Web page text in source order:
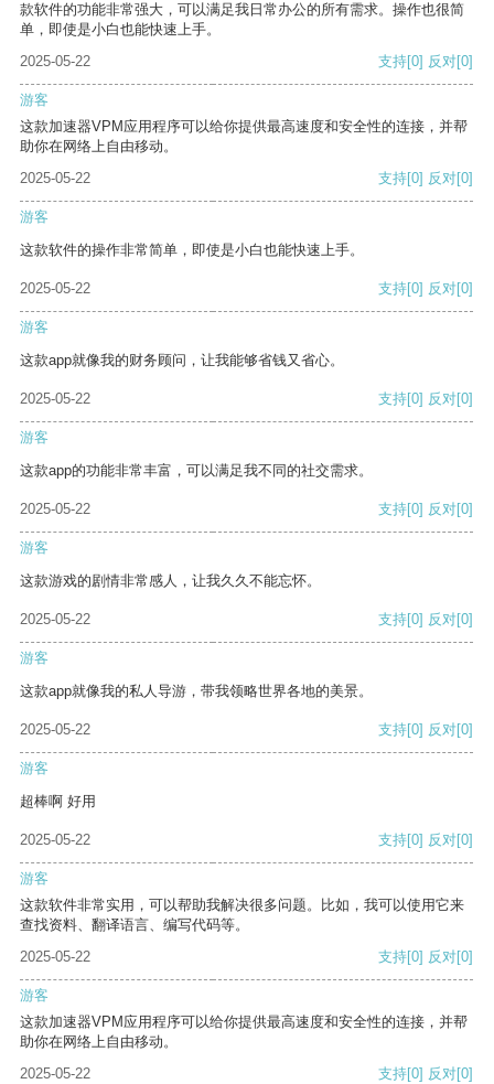
款软件的功能非常强大，可以满足我日常办公的所有需求。操作也很简
单，即使是小白也能快速上手。
2025-05-22
支持[0] 反对[0]
游客
这款加速器VPM应用程序可以给你提供最高速度和安全性的连接，并帮
助你在网络上自由移动。
2025-05-22
支持[0] 反对[0]
游客
这款软件的操作非常简单，即使是小白也能快速上手。
2025-05-22 支持[0] 反对[0]
游客
这款app就像我的财务顾问，让我能够省钱又省心。
2025-05-22 支持[0] 反对[0]
游客
这款app的功能非常丰富，可以满足我不同的社交需求。
2025-05-22 支持[0] 反对[0]
游客
这款游戏的剧情非常感人，让我久久不能忘怀。
2025-05-22 支持[0] 反对[0]
游客
这款app就像我的私人导游，带我领略世界各地的美景。
2025-05-22 支持[0] 反对[0]
游客
超棒啊 好用
2025-05-22 支持[0] 反对[0]
游客
这款软件非常实用，可以帮助我解决很多问题。比如，我可以使用它来
查找资料、翻译语言、编写代码等。
2025-05-22
支持[0] 反对[0]
游客
这款加速器VPM应用程序可以给你提供最高速度和安全性的连接，并帮
助你在网络上自由移动。
2025-05-22
支持[0] 反对[0]